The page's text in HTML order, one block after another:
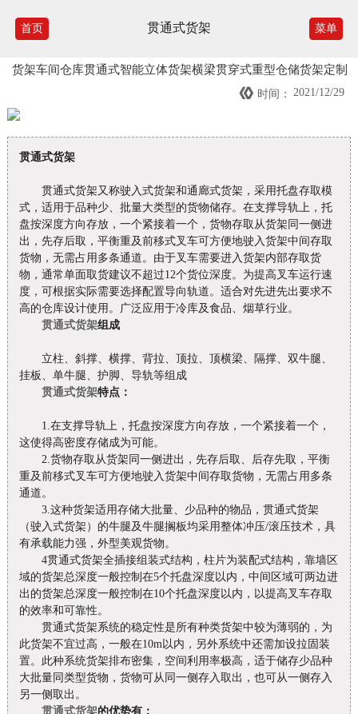
首页 贯通式货架 菜单
货架车间仓库贯通式智能立体货架横梁贯穿式重型仓储货架定制
 时间： 2021/12/29
贯通式货架
贯通式货架又称驶入式货架和通廊式货架，采用托盘存取模
式，适用于品种少、批量大类型的货物储存。在支撑导轨上，托
盘按深度方向存放，一个紧接着一个，货物存取从货架同一侧进
出，先存后取，平衡重及前移式叉车可方便地驶入货架中间存取
货物，无需占用多条通道。由于叉车需要进入货架内部存取货
物，通常单面取货建议不超过12个货位深度。为提高叉车运行速
度，可根据实际需要选择配置导向轨道。适合对先进先出要求不
高的仓库设计使用。广泛应用于冷库及食品、烟草行业。
贯通式货架组成
立柱、斜撑、横撑、背拉、顶拉、顶横梁、隔撑、双牛腿、
挂板、单牛腿、护脚、导轨等组成
贯通式货架特点：
1.在支撑导轨上，托盘按深度方向存放，一个紧接着一个，
这使得高密度存储成为可能。
2.货物存取从货架同一侧进出，先存后取、后存先取，平衡
重及前移式叉车可方便地驶入货架中间存取货物，无需占用多条
通道。
3.这种货架适用存储大批量、少品种的物品，贯通式货架
（驶入式货架）的牛腿及牛腿搁板均采用整体冲压/滚压技术，具
有承载能力强，外型美观货物。
4贯通式货架全插接组装式结构，柱片为装配式结构，靠墙区
域的货架总深度一般控制在5个托盘深度以内，中间区域可两边进
出的货架总深度一般控制在10个托盘深度以内，以提高叉车存取
的效率和可靠性。
贯通式货架系统的稳定性是所有种类货架中较为薄弱的，为
此货架不宜过高，一般在10m以内，另外系统中还需加设拉固装
置。此种系统货架排布密集，空间利用率极高，适于储存少品种
大批量同类型货物，货物可从同一侧存入取出，也可从一侧存入
另一侧取出。
贯通式货架的优势有：